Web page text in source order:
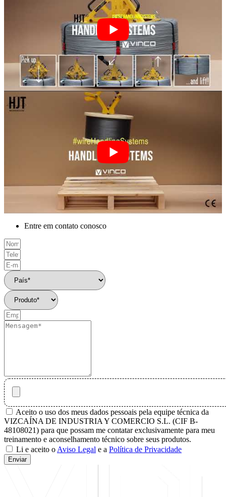
Entre em contato conosco
Aceito o uso dos meus dados pessoais pela equipe técnica da
VIZCAÍNA DE INDUSTRIA Y COMERCIO S.L. (CIF B-
48108021) para que possam me contatar exclusivamente para meu
treinamento e aconselhamento técnico sobre seus produtos.
Li e aceito o Aviso Legal e a Política de Privacidade
Enviar